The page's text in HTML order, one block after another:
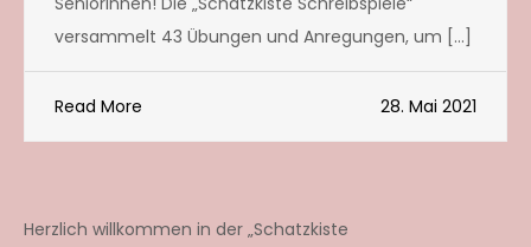
versammelt 43 Übungen und Anregungen, um […]
Read More 28. Mai 2021
Herzlich willkommen in der „Schatzkiste